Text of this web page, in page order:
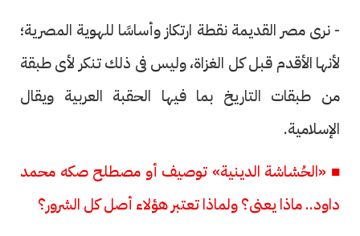
- نرى مصر القديمة نقطة ارتكاز وأساسًا للهوية المصرية؛
لأنها الأقدم قبل كل الغزاة، وليس فى ذلك تنكر لأى طبقة
من طبقات التاريخ بما فيها الحقبة العربية ويقال
الإسلامية.
■ «الحُشاشة الدينية» توصيف أو مصطلح صكه محمد
داود.. ماذا يعنى؟ ولماذا تعتبر هؤلاء أصل كل الشرور؟